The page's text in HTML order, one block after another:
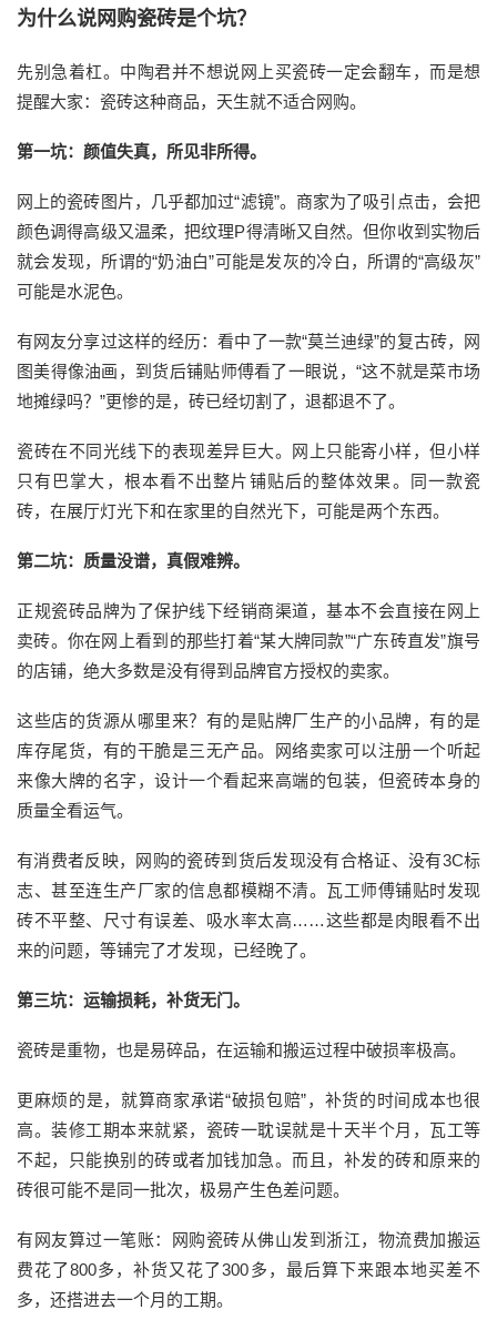
为什么说网购瓷砖是个坑？
先别急着杠。中陶君并不想说网上买瓷砖一定会翻车，而是想
提醒大家：瓷砖这种商品，天生就不适合网购。
第一坑：颜值失真，所见非所得。
网上的瓷砖图片，几乎都加过“滤镜”。商家为了吸引点击，会把
颜色调得高级又温柔，把纹理P得清晰又自然。但你收到实物后
就会发现，所谓的“奶油白”可能是发灰的冷白，所谓的“高级灰”
可能是水泥色。
有网友分享过这样的经历：看中了一款“莫兰迪绿”的复古砖，网
图美得像油画，到货后铺贴师傅看了一眼说 ， “这不就是菜市场
地摊绿吗？”更惨的是，砖已经切割了，退都退不了。
瓷砖在不同光线下的表现差异巨大。网上只能寄小样，但小样
只有巴掌大，根本看不出整片铺贴后的整体效果。同一款瓷
砖，在展厅灯光下和在家里的自然光下，可能是两个东西。
第二坑：质量没谱，真假难辨。
正规瓷砖品牌为了保护线下经销商渠道，基本不会直接在网上
卖砖。你在网上看到的那些打着“某大牌同款”“广东砖直发”旗号
的店铺，绝大多数是没有得到品牌官方授权的卖家。
这些店的货源从哪里来？有的是贴牌厂生产的小品牌，有的是
库存尾货，有的干脆是三无产品。
网络卖家可以注册一个听起
来像大牌的名字，设计一个看起来高端的包装，但瓷砖本身的
质量全看运气。
有消费者反映，网购的瓷砖到货后发现没有合格证、没有3C标
志、甚至连生产厂家的信息都模糊不清。瓦工师傅铺贴时发现
砖不平整、尺寸有误差、吸水率太高……这些都是肉眼看不出
来的问题，等铺完了才发现，已经晚了。
第三坑：运输损耗，补货无门。
瓷砖是重物，也是易碎品， 在运输和搬运过程中破损率极高。
更麻烦的是，就算商家承诺“破损包赔”，补货的时间成本也很
高。装修工期本来就紧，瓷砖一耽误就是十天半个月，瓦工等
不起，只能换别的砖或者加钱加急。而且，补发的砖和原来的
砖很可能不是同一批次， 极易产生色差问题。
有网友算过一笔账：网购瓷砖从佛山发到浙江，物流费加搬运
费花了800多，补货又花了300多，最后算下来跟本地买差不
多，还搭进去一个月的工期。